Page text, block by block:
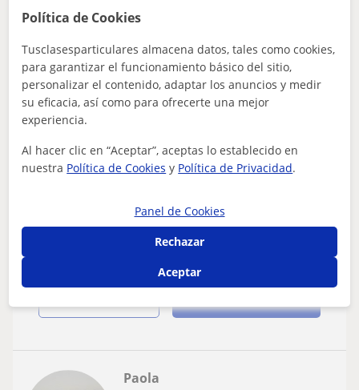
10
El Puerto De Santa María, Cád...
CAE Certificate in Advanced English
Imparto clases de Lengua Inglesa.
Particulares y en grupo. Gramática,
residido en el Reino Unido.Gramática, vocabulario, y
Paola
Política de Cookies
Tusclasesparticulares almacena datos, tales como cookies,
para garantizar el funcionamiento básico del sitio,
personalizar el contenido, adaptar los anuncios y medir
su eficacia, así como para ofrecerte una mejor
experiencia.
Al hacer clic en “Aceptar”, aceptas lo establecido en
nuestra Política de Cookies y Política de Privacidad.
Panel de Cookies
Rechazar
Aceptar